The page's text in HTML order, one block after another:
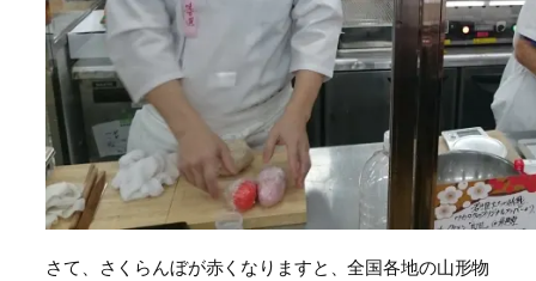
さて、さくらんぼが赤くなりますと、全国各地の山形物